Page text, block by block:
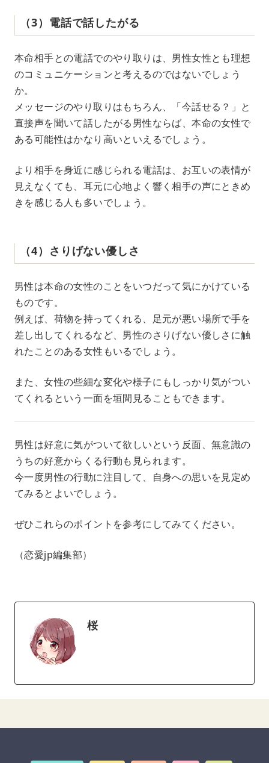
（3）電話で話したがる
本命相手との電話でのやり取りは、男性女性とも理想
のコミュニケーションと考えるのではないでしょう
か。
メッセージのやり取りはもちろん、「今話せる？」と
直接声を聞いて話したがる男性ならば、本命の女性で
ある可能性はかなり高いといえるでしょう。
より相手を身近に感じられる電話は、お互いの表情が
見えなくても、耳元に心地よく響く相手の声にときめ
きを感じる人も多いでしょう。
（4）さりげない優しさ
男性は本命の女性のことをいつだって気にかけている
ものです。
例えば、荷物を持ってくれる、足元が悪い場所で手を
差し出してくれるなど、男性のさりげない優しさに触
れたことのある女性もいるでしょう。
また、女性の些細な変化や様子にもしっかり気がつい
てくれるという一面を垣間見ることもできます。
男性は好意に気がついて欲しいという反面、無意識の
うちの好意からくる行動も見られます。
今一度男性の行動に注目して、自身への思いを見定め
てみるとよいでしょう。
ぜひこれらのポイントを参考にしてみてください。
（恋愛jp編集部）
桜